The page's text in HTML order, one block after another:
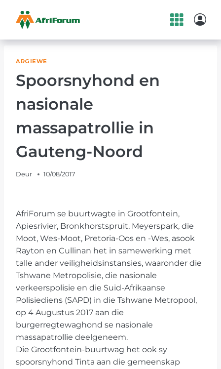
contentARGIEWE
Spoorsnyhond en
nasionale
massapatrollie in
Gauteng-Noord
Deur 10/08/2017
AfriForum se buurtwagte in Grootfontein,
Apiesrivier, Bronkhorstspruit, Meyerspark, die
Moot, Wes-Moot, Pretoria-Oos en -Wes, asook
Rayton en Cullinan het in samewerking met
talle ander veiligheidsinstansies, waaronder die
Tshwane Metropolisie, die nasionale
verkeerspolisie en die Suid-Afrikaanse
Polisiediens (SAPD) in die Tshwane Metropool,
op 4 Augustus 2017 aan die
burgerregtewaghond se nasionale
massapatrollie deelgeneem.
Die Grootfontein-buurtwag het ook sy
spoorsnyhond Tinta aan die gemeenskap